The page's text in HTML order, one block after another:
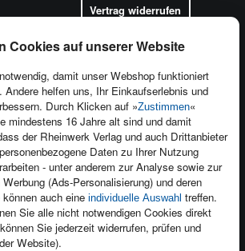
Cookies auf unserer Website
damit unser Webshop funktioniert
Andere helfen uns, Ihr Einkaufserlebnis und
Durch Klicken auf »Zustimmen«
mindestens 16 Jahre alt sind und damit
der Rheinwerk Verlag und auch Drittanbieter
Daten zu Ihrer Nutzung
- unter anderem zur Analyse sowie zur
(Ads-Personalisierung) und deren
auch eine individuelle Auswahl treffen.
Sie alle nicht notwendigen Cookies direkt
Sie jederzeit widerrufen, prüfen und
Website).
Produktfeedback
Foreign Rights
Ein Buch schreiben
Vertrag widerrufen